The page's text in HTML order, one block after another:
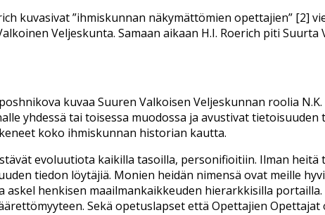
kuvasivat ”ihmiskunnan näkymättömien opettajien”
Veljeskunta. Samaan aikaan H.I. Roerich piti
kuvaa Suuren Valkoisen Veljeskunnan roolia
yhdessä tai toisessa muodossa ja avustivattietoisuuden
koko ihmiskunnan historian kautta.
evoluutiota kaikilla tasoilla, personifioitiin. Ilman
tiedon löytäjiä. Monien heidän nimensä ovat meille
askel henkisen maailmankaikkeuden hierarkkisilla
Sekä opetuslapset että Opettajien Opettajat